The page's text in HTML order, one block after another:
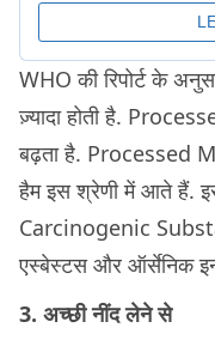
WHO की रिपोर्ट के
ज़्यादा होती है.
बढ़ता है. Processed
हैम इस श्रेणी में आते हैं.
Carcinogenic
एस्बेस्टस और ऑर्सेनिक
3. अच्छी नींद लेने से